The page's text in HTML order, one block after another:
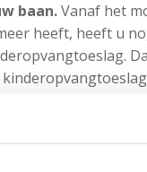
baan.Vanaf het
heeft, heeft u
werken en gaat